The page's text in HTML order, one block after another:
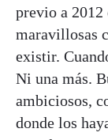
previo a 2012
maravillosas
existir.
Ni una más.
ambiciosos,
donde los